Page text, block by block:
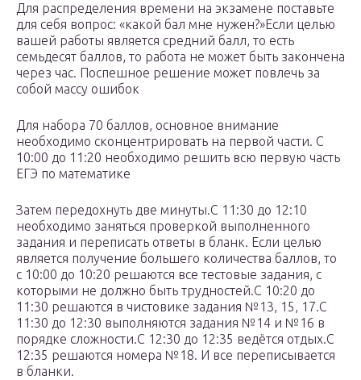
Для распределения времени на экзамене поставьте
для себя вопрос: «какой бал мне нужен?»Если целью
вашей работы является средний балл, то есть
семьдесят баллов, то работа не может быть закончена
через час. Поспешное решение может повлечь за
собой массу ошибок
Для набора 70 баллов, основное внимание
необходимо сконцентрировать на первой части. С
10:00 до 11:20 необходимо решить всю первую часть
ЕГЭ по математике
Затем передохнуть две минуты.С 11:30 до 12:10
необходимо заняться проверкой выполненного
задания и переписать ответы в бланк. Если целью
является получение большего количества баллов, то
с 10:00 до 10:20 решаются все тестовые задания, с
которыми не должно быть трудностей.С 10:20 до
11:30 решаются в чистовике задания №13, 15, 17.С
11:30 до 12:30 выполняются задания №14 и №16 в
порядке сложности.С 12:30 до 12:35 ведётся отдых.С
12:35 решаются номера №18. И все переписывается
в бланки.